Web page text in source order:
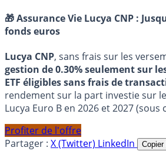
🎁 Assurance Vie Lucya CNP :
fonds euros
Lucya CNP, sans frais sur les
gestion de 0.30% seulement sur
ETF éligibles sans frais de
rendement sur la part investie sur
Lucya Euro B en 2026 et 2027 (sous
Profiter de l'offre
Partager : X (Twitter) LinkedIn Copier